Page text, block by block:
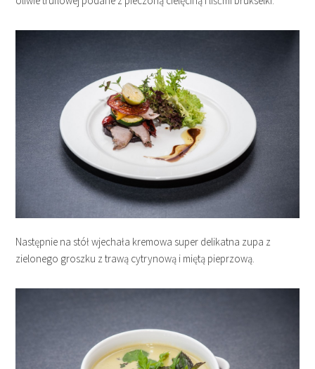
Następnie na stół wjechała kremowa super delikatna zupa z
zielonego groszku z trawą cytrynową i miętą pieprzową.